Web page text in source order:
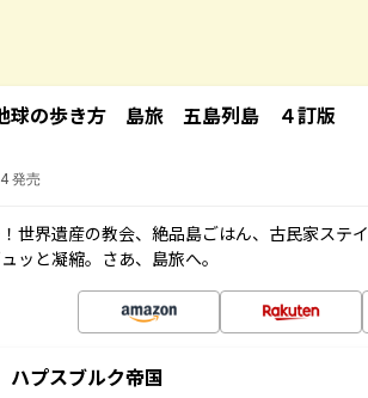
球の歩き方 島旅 五島列島 ４訂版
発売
世界遺産の教会、絶品島ごはん、古民家ステ
ッと凝縮。さあ、島旅へ。
プスブルク帝国